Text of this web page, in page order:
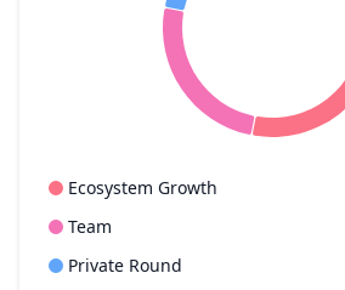
Ecosystem Growth
Team
Private Round